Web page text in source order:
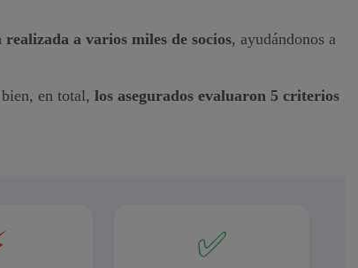
realizada a varios miles de socios, ayudándonos a
en total, los asegurados evaluaron 5 criterios
✅